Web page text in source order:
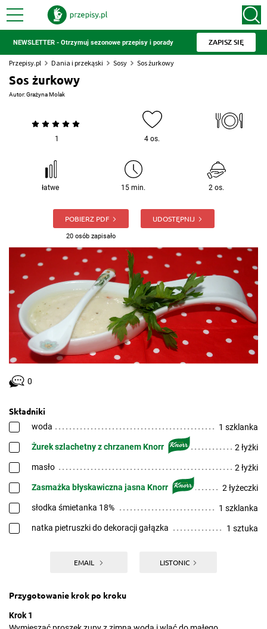
NEWSLETTER - Otrzymuj sezonowe przepisy i porady ZAPISZ SIĘ
Przepisy.pl Dania i przekąski Sosy Sos żurkowy
Sos żurkowy
Autor:Grażyna Molak
1 4 os.
łatwe 15 min. 2 os.
POBIERZ PDF
20 osób zapisało
UDOSTĘPNIJ
0
Składniki
woda 1 szklanka
Żurek szlachetny z chrzanem Knorr 2 łyżki
masło 2 łyżki
Zasmażka błyskawiczna jasna Knorr 2 łyżeczki
słodka śmietanka 18% 1 szklanka
natka pietruszki do dekoracji gałązka 1 sztuka
EMAIL LISTONIC
Przygotowanie krok po kroku
Krok 1